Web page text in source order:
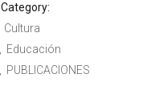
Category:
Cultura
Educación
PUBLICACIONES